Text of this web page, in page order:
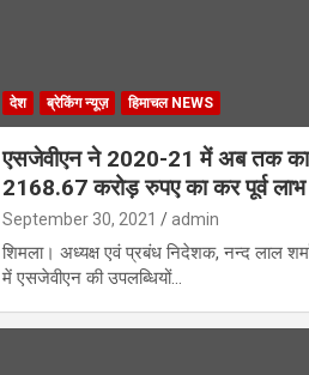
देश ब्रेकिंग न्यूज़ हिमाचल NEWS
एसजेवीएन ने 2020-21 में अब तक का
2168.67 करोड़ रुपए का कर पूर्व लाभ
September 30, 2021 admin
शिमला। अध्यक्ष एवं प्रबंध निदेशक, नन्‍द लाल
में एसजेवीएन की उपलब्धियों…